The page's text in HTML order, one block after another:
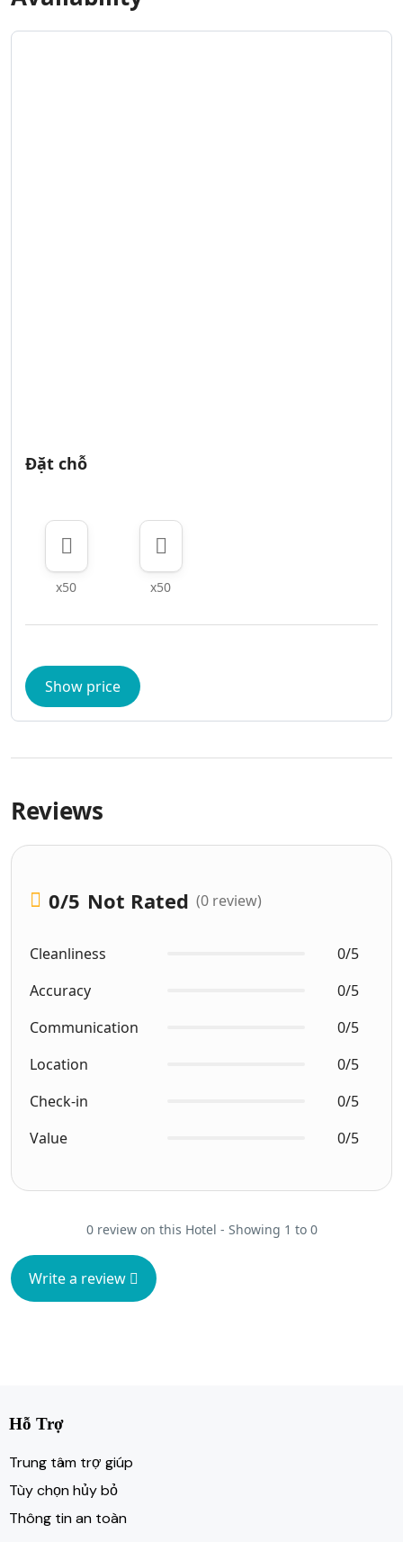
Đặt chỗ
x50 x50
Show price
Reviews
0/5 Not Rated (0 review)
Cleanliness
0/5
Accuracy
0/5
Communication
0/5
Location
0/5
Check-in
0/5
Value
0/5
0 review on this Hotel - Showing 1 to 0
Write a review
Hỗ Trợ
Trung tâm trợ giúp
Tùy chọn hủy bỏ
Thông tin an toàn